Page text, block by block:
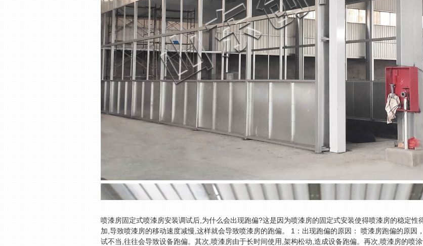
喷漆房固定式喷漆房安装调试后,为什么会出现跑偏?这是因为喷漆房的固定式安装使得喷漆房的稳定性
加,导致喷漆房的移动速度减慢,这样就会导致喷漆房的跑偏。 1：出现跑偏的原因： 喷漆房跑偏的原因
试不当,往往会导致设备跑偏。其次,喷漆房由于长时间使用,架构松动,造成设备跑偏。再次,喷漆房的喷